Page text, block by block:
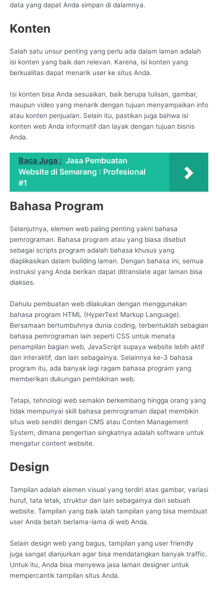
data yang dapat Anda simpan di dalamnya.
Konten
Salah satu unsur penting yang perlu ada dalam laman adalah
isi konten yang baik dan relevan. Karena, isi konten yang
berkualitas dapat menarik user ke situs Anda.
Isi konten bisa Anda sesuaikan, baik berupa tulisan, gambar,
maupun video yang menarik dengan tujuan menyampaikan info
atau konten penjualan. Selain itu, pastikan juga bahwa isi
konten web Anda informatif dan layak dengan tujuan bisnis
Anda.
Baca Juga : Jasa Pembuatan
Website di Semarang : Profesional
#1
Bahasa Program
Selanjutnya, elemen web paling penting yakni bahasa
pemrograman. Bahasa program atau yang biasa disebut
sebagai scripts program adalah bahasa khusus yang
diaplikasikan dalam building laman. Dengan bahasa ini, semua
instruksi yang Anda berikan dapat ditranslate agar laman bisa
diakses.
Dahulu pembuatan web dilakukan dengan menggunakan
bahasa program HTML (HyperText Markup Language).
Bersamaan bertumbuhnya dunia coding, terbentuklah sebagian
bahasa pemrograman lain seperti CSS untuk menata
penampilan bagian web, JavaScript supaya website lebih aktif
dan interaktif, dan lain sebagainya. Selainnya ke-3 bahasa
program itu, ada banyak lagi ragam bahasa program yang
memberikan dukungan pembikinan web.
Tetapi, tehnologi web semakin berkembang hingga orang yang
tidak mempunyai skill bahasa pemrograman dapat membikin
situs web sendiri dengan CMS atau Conten Management
System, dimana pengertian singkatnya adalah software untuk
mengatur content website.
Design
Tampilan adalah elemen visual yang terdiri atas gambar, variasi
huruf, tata letak, struktur dan lain sebagainya dari sebuah
website. Tampilan yang baik ialah tampilan yang bisa membuat
user Anda betah berlama-lama di web Anda.
Selain design web yang bagus, tampilan yang user friendly
juga sangat dianjurkan agar bisa mendatangkan banyak traffic.
Untuk itu, Anda bisa menyewa jasa laman designer untuk
mempercantik tampilan situs Anda.